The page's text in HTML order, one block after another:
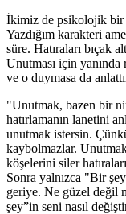
İkimiz de psikolojik bir
Yazdığım karakteri
süre. Hatıraları bıçak
Unutması için
ve o duymasa da
"Unutmak, bazen bir
hatırlamanın lanetini
unutmak istersin.
kaybolmazlar.
köşelerini siler
Sonra yalnızca "Bir
geriye. Ne güzel değil
şey”in seni nasıl